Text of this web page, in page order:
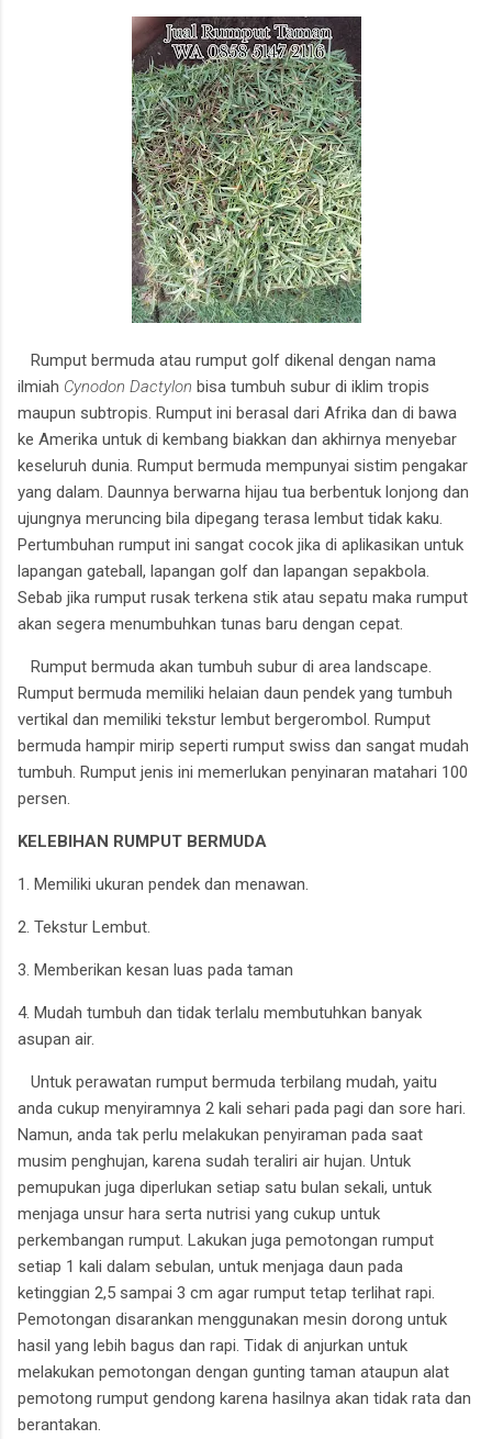
Rumput bermuda atau rumput golf dikenal dengan nama
ilmiah Cynodon Dactylon bisa tumbuh subur di iklim tropis
maupun subtropis. Rumput ini berasal dari Afrika dan di bawa
ke Amerika untuk di kembang biakkan dan akhirnya menyebar
keseluruh dunia. Rumput bermuda mempunyai sistim pengakar
yang dalam. Daunnya berwarna hijau tua berbentuk lonjong dan
ujungnya meruncing bila dipegang terasa lembut tidak kaku.
Pertumbuhan rumput ini sangat cocok jika di aplikasikan untuk
lapangan gateball, lapangan golf dan lapangan sepakbola.
Sebab jika rumput rusak terkena stik atau sepatu maka rumput
akan segera menumbuhkan tunas baru dengan cepat.
Rumput bermuda akan tumbuh subur di area landscape.
Rumput bermuda memiliki helaian daun pendek yang tumbuh
vertikal dan memiliki tekstur lembut bergerombol. Rumput
bermuda hampir mirip seperti rumput swiss dan sangat mudah
tumbuh. Rumput jenis ini memerlukan penyinaran matahari 100
persen.
KELEBIHAN RUMPUT BERMUDA
1. Memiliki ukuran pendek dan menawan.
2. Tekstur Lembut.
3. Memberikan kesan luas pada taman
4. Mudah tumbuh dan tidak terlalu membutuhkan banyak
asupan air.
Untuk perawatan rumput bermuda terbilang mudah, yaitu
anda cukup menyiramnya 2 kali sehari pada pagi dan sore hari.
Namun, anda tak perlu melakukan penyiraman pada saat
musim penghujan, karena sudah teraliri air hujan. Untuk
pemupukan juga diperlukan setiap satu bulan sekali, untuk
menjaga unsur hara serta nutrisi yang cukup untuk
perkembangan rumput. Lakukan juga pemotongan rumput
setiap 1 kali dalam sebulan, untuk menjaga daun pada
ketinggian 2,5 sampai 3 cm agar rumput tetap terlihat rapi.
Pemotongan disarankan menggunakan mesin dorong untuk
hasil yang lebih bagus dan rapi. Tidak di anjurkan untuk
melakukan pemotongan dengan gunting taman ataupun alat
pemotong rumput gendong karena hasilnya akan tidak rata dan
berantakan.